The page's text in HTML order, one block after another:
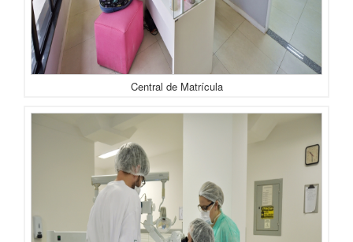
Central de Matrícula